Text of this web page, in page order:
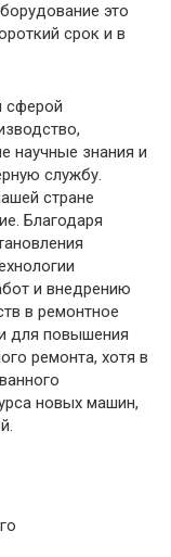
это
срок и в
сферой
научные знания и
службу.
стране
Благодаря
и внедрению
в ремонтное
для повышения
ремонта, хотя в
новых машин,